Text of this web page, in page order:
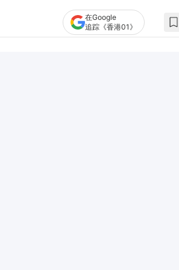
在Google
追踪《香港01》